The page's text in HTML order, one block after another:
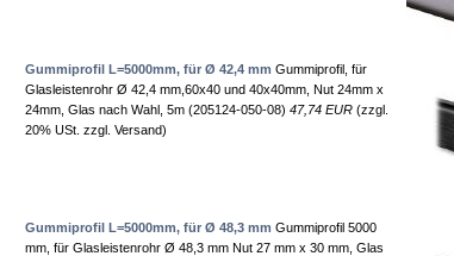
Gummiprofil L=5000mm, für Ø 42,4 mm Gummiprofil, für
Glasleistenrohr Ø 42,4 mm,60x40 und 40x40mm, Nut 24mm x
24mm, Glas nach Wahl, 5m (205124-050-08) 47,74 EUR (zzgl.
20% USt. zzgl. Versand)
Gummiprofil L=5000mm, für Ø 48,3 mm Gummiprofil 5000
mm, für Glasleistenrohr Ø 48,3 mm Nut 27 mm x 30 mm, Glas